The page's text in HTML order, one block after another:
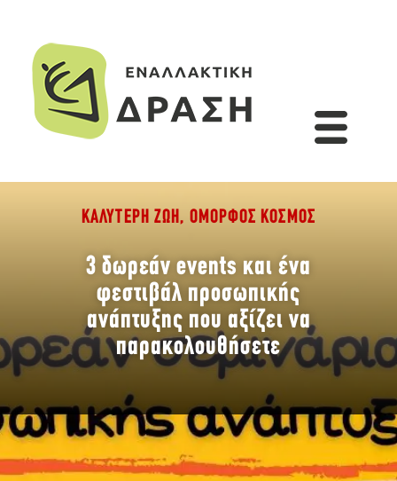
ΚΑΛΎΤΕΡΗ ΖΩΉ, ΌΜΟΡΦΟΣ ΚΌΣΜΟΣ
3 δωρεάν events και ένα
φεστιβάλ προσωπικής
ανάπτυξης που αξίζει να
παρακολουθήσετε